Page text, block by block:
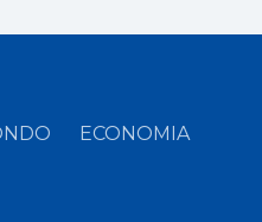
ECONOMIA